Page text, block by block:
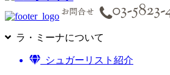
ラ・ミーナについて
シュガーリスト紹介